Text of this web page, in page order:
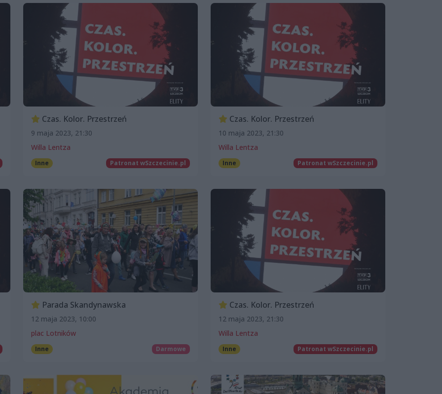
Czas. Kolor. Przestrzeń
9 maja 2023, 21:30
Willa Lentza
Inne Patronat wSzczecinie.pl
Czas. Kolor. Przestrzeń
10 maja 2023, 21:30
Willa Lentza
Inne Patronat wSzczecinie.pl
Parada Skandynawska
12 maja 2023, 10:00
plac Lotników
Inne Darmowe
Czas. Kolor. Przestrzeń
12 maja 2023, 21:30
Willa Lentza
Inne Patronat wSzczecinie.pl